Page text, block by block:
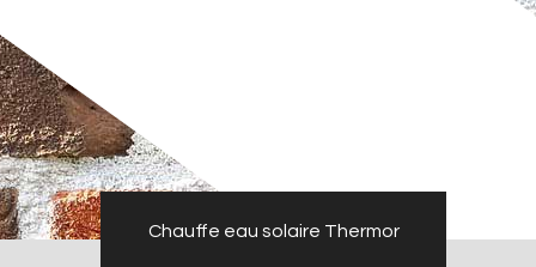
Chauffe eau solaire Thermor